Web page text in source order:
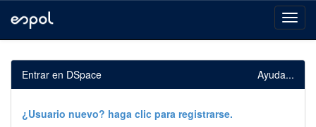
navigation
Entrar en DSpace Ayuda...
¿Usuario nuevo? haga clic para registrarse.